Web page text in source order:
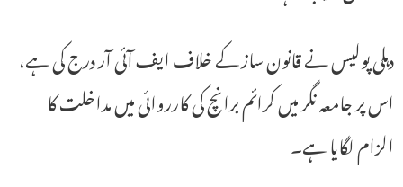
دہلی پولیس نے قانون ساز کے خلاف ایف آئی آر درج کی ہے،
اس پر جامعہ نگر میں کرائم برانچ کی کارروائی میں مداخلت کا
الزام لگایا ہے۔